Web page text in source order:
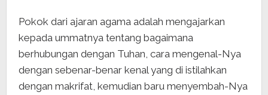
Pokok dari ajaran agama adalah mengajarkan
kepada ummatnya tentang bagaimana
berhubungan dengan Tuhan, cara mengenal-Nya
dengan sebenar-benar kenal yang di istilahkan
dengan makrifat, kemudian baru menyembah-Nya